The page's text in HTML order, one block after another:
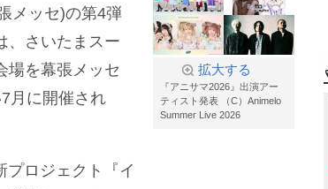
拡大する
『アニサマ2026』出演アー
ティスト発表 （C）Animelo
Summer Live 2026
メッセ)の第4弾
、さいたまスー
場を幕張メッセ
月に開催され
プロジェクト『イ